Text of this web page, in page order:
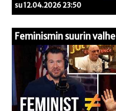
su 12.04.2026 23:50
Feminismin suurin valhe